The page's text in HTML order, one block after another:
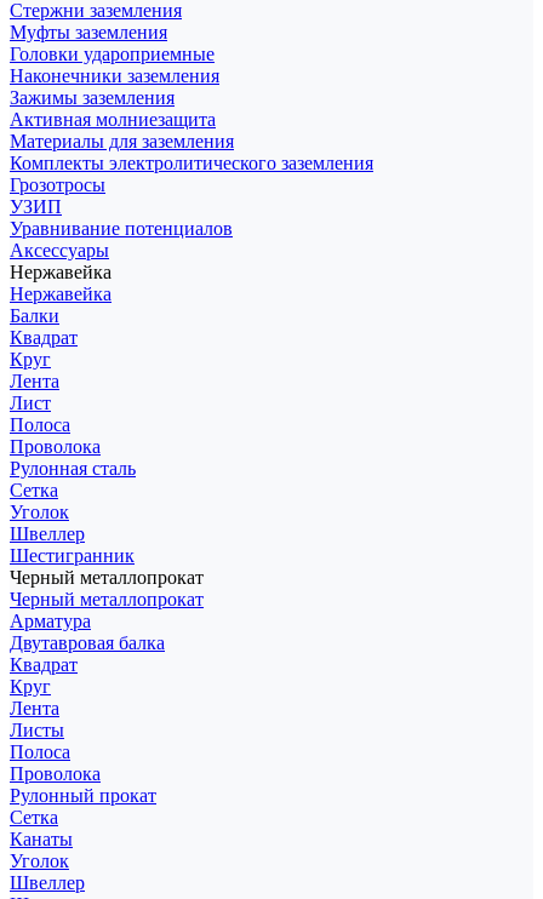
Стержни заземления
Муфты заземления
Головки удароприемные
Наконечники заземления
Зажимы заземления
Активная молниезащита
Материалы для заземления
Комплекты электролитического заземления
Грозотросы
УЗИП
Уравнивание потенциалов
Аксессуары
Нержавейка
Нержавейка
Балки
Квадрат
Круг
Лента
Лист
Полоса
Проволока
Рулонная сталь
Сетка
Уголок
Швеллер
Шестигранник
Черный металлопрокат
Черный металлопрокат
Арматура
Двутавровая балка
Квадрат
Круг
Лента
Листы
Полоса
Проволока
Рулонный прокат
Сетка
Канаты
Уголок
Швеллер